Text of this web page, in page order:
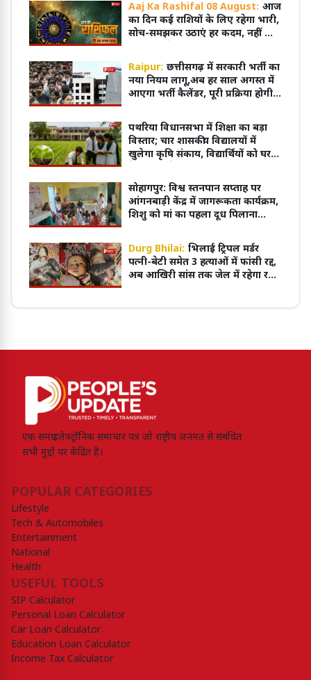
Aaj Ka Rashifal 08 August: आज
का दिन कई राशियों के लिए रहेगा भारी,
सोच-समझकर उठाएं हर कदम, नहीं तो
Raipur: छत्तीसगढ़ में सरकारी भर्ती का
नया नियम लागू,अब हर साल अगस्त में
आएगा भर्ती कैलेंडर, पूरी प्रक्रिया होगी
पथरिया विधानसभा में शिक्षा का बड़ा
विस्तार; चार शासकीय विद्यालयों में
खुलेगा कृषि संकाय, विद्यार्थियों को घर
सोहागपुर: विश्व स्तनपान सप्ताह पर
आंगनबाड़ी केंद्र में जागरूकता कार्यक्रम,
शिशु को मां का पहला दूध पिलाना
Durg Bhilai: भिलाई ट्रिपल मर्डर
पत्नी-बेटी समेत 3 हत्याओं में फांसी रद्द,
अब आखिरी सांस तक जेल में रहेगा रवि
एक समग्र इलेक्ट्रॉनिक समाचार पत्र जो राष्ट्रीय जनमत से संबंधित
सभी मुद्दों पर केंद्रित है।
POPULAR CATEGORIES
Lifestyle
Tech & Automobiles
Entertainment
National
Health
USEFUL TOOLS
SIP Calculator
Personal Loan Calculator
Car Loan Calculator
Education Loan Calculator
Income Tax Calculator